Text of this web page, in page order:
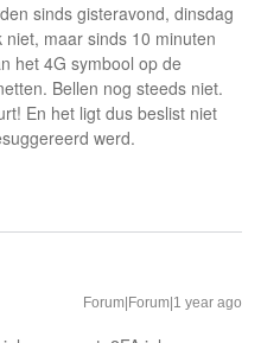
sinds gisteravond, dinsdag
maar sinds 10 minuten
het 4G symbool op de
Bellen nog steeds niet.
En het ligt dus beslist niet
werd.
Forum|Forum|1 year ago